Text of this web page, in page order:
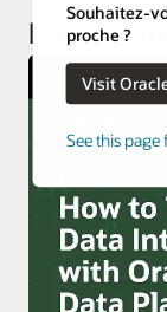
Souhaitez-
proche ?
See this